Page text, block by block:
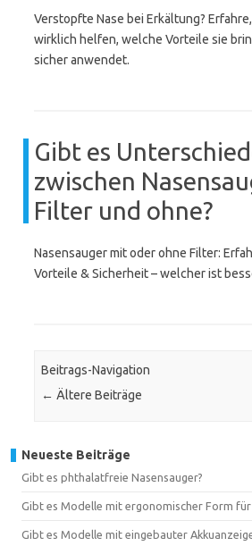
Verstopfte Nase bei Erkältung?
wirklich helfen, welche Vorteile sie
sicher anwendet.
Gibt es
zwischen
Filter und ohne?
Nasensauger mit oder ohne Filter:
Vorteile & Sicherheit – welcher ist
Beitrags-Navigation
← Ältere Beiträge
Neueste Beiträge
Gibt es phthalatfreie Nasensauger?
Gibt es Modelle mit ergonomischer Form für
Gibt es Modelle mit eingebauter